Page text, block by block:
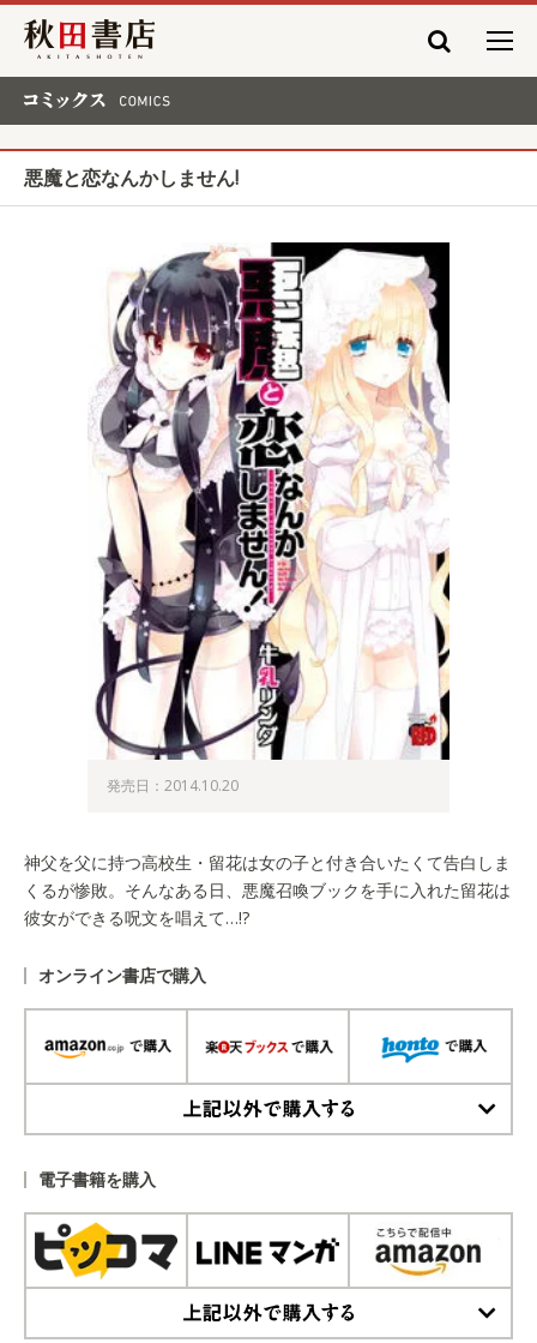
秋田書店
悪魔と恋なんかしません!
発売日：2014.10.20
神父を父に持つ高校生・留花は女の子と付き合いたくて告白しま
くるが惨敗。そんなある日、悪魔召喚ブックを手に入れた留花は
彼女ができる呪文を唱えて…!?
オンライン書店で購入
電子書籍を購入